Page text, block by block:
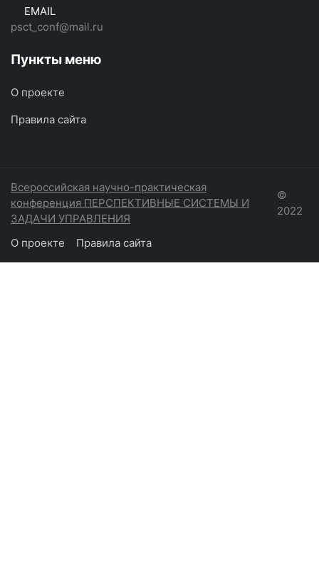
EMAIL
psct_conf@mail.ru
Пункты меню
О проекте
Правила сайта
Всероссийская научно-практическая
конференция ПЕРСПЕКТИВНЫЕ СИСТЕМЫ И
ЗАДАЧИ УПРАВЛЕНИЯ
©
2022
О проекте Правила сайта